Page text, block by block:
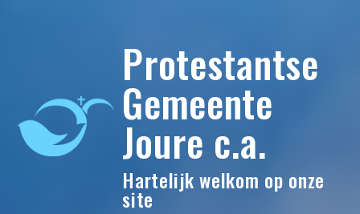
Protestantse
Gemeente
Joure c.a.
Hartelijk welkom op onze
site